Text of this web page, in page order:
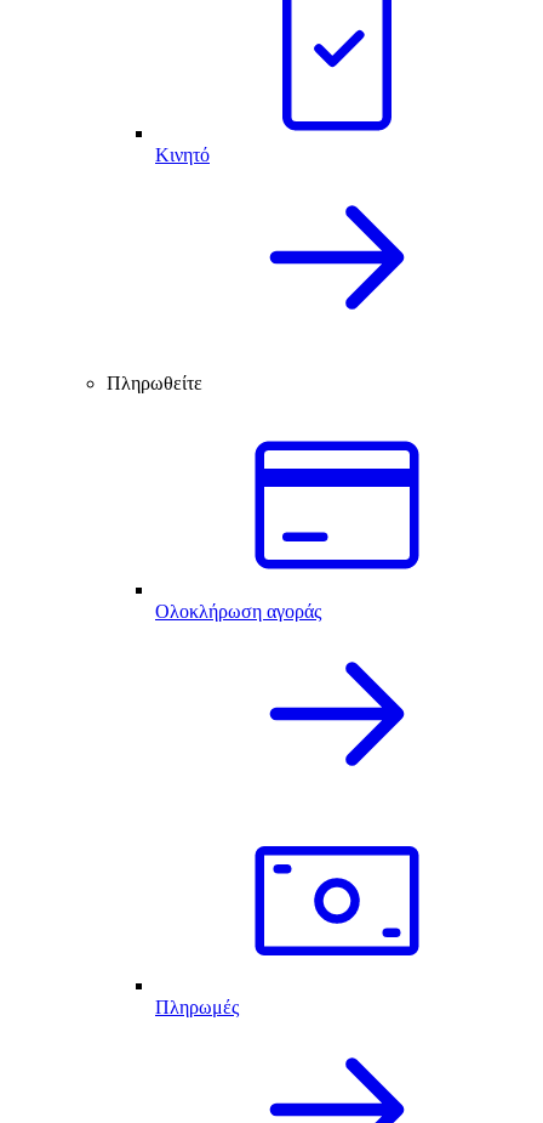
Κινητό
Πληρωθείτε
Ολοκλήρωση αγοράς
Πληρωμές